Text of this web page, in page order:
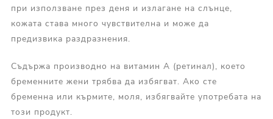
при използване през деня и излагане на слънце,
кожата става много чувствителна и може да
предизвика раздразнения.
Съдържа производно на витамин А (ретинал), което
бременните жени трябва да избягват. Ако сте
бременна или кърмите, моля, избягвайте употребата на
този продукт.